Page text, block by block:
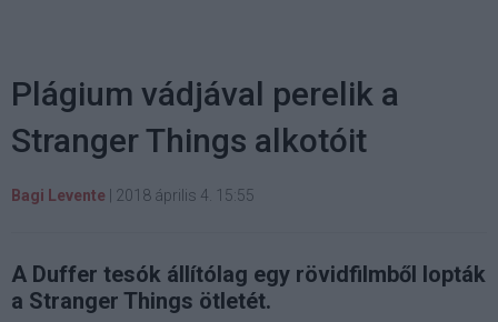
Plágium vádjával perelik a
Stranger Things alkotóit
Bagi Levente 2018 április 4. 15:55
A Duffer tesók állítólag egy rövidfilmből lopták
a Stranger Things ötletét.